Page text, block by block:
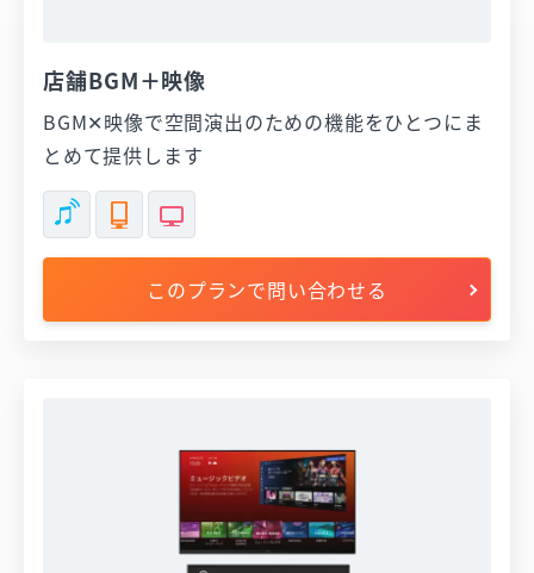
店舗BGM＋映像
BGM✕映像で空間演出のための機能をひとつにま
とめて提供します
このプランで問い合わせる